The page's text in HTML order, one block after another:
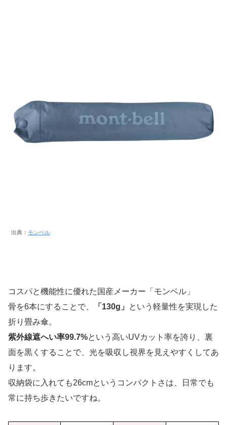
出典： モンベル
コスパと機能性に優れた国産メーカー「モンベル」
骨を6本にすることで、
「130g」
という軽量性を実現した
折り畳み傘。
紫外線遮へい率99.7%という高いUVカット率を誇り、裏
面を黒くすることで、光を吸収し視界を見えやすくしてあ
ります。
収納袋に入れても26cmというコンパクトさは、日常でも
常に持ち歩きたいですね。